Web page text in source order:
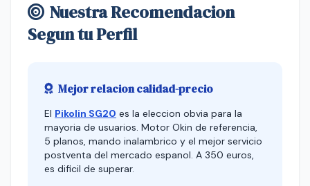
Nuestra Recomendacion
Segun tu Perfil
Mejor relacion calidad-precio
El Pikolin SG20 es la eleccion obvia para la
mayoria de usuarios. Motor Okin de referencia,
5 planos, mando inalambrico y el mejor servicio
postventa del mercado espanol. A 350 euros,
es dificil de superar.